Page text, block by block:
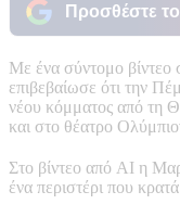
Προσθέστε
Με ένα σύντομο
επιβεβαίωσε ότι την
νέου κόμματος από τη
και στο θέατρο
Στο βίντεο από AI η
ένα περιστέρι που